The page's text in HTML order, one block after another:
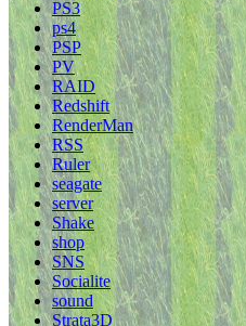
PS3
ps4
PSP
PV
RAID
Redshift
RenderMan
RSS
Ruler
seagate
server
Shake
shop
SNS
Socialite
sound
Strata3D